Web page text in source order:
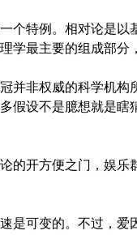
个特例。相对论是以
学最主要的组成部分
并非权威的科学机构
假设不是臆想就是瞎
的开方便之门，娱乐
是可变的。不过，爱